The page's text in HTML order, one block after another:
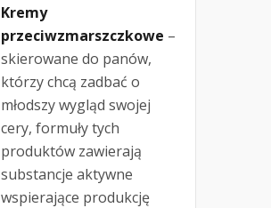
Kremy
przeciwzmarszczkowe –
skierowane do panów,
którzy chcą zadbać o
młodszy wygląd swojej
cery, formuły tych
produktów zawierają
substancje aktywne
wspierające produkcję